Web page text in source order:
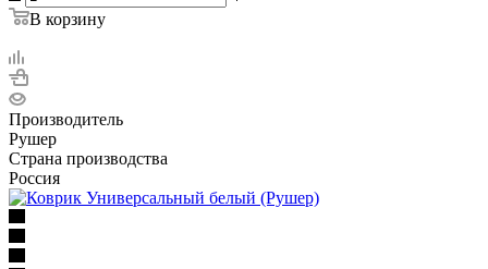
В корзину
Производитель
Рушер
Страна производства
Россия